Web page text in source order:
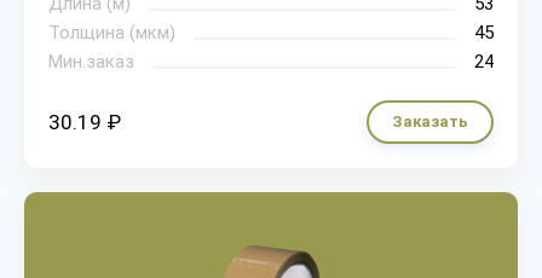
Толщина (мкм)
45
Мин.заказ
24
30.19 ₽ Заказать